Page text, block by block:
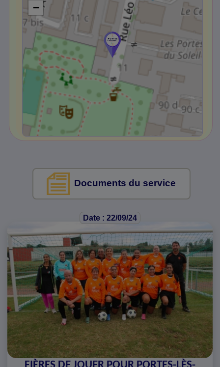
−
Documents du service
Date : 22/09/24